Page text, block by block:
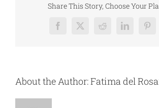
Share This Story, Choose Your
Facebook
X RedditLinkedIn
About the Author:Fatima del